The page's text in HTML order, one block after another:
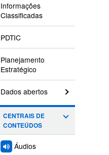
Informações
Classificadas
PDTIC
Planejamento
Estratégico
Dados abertos
CENTRAIS DE
CONTEÚDOS
Áudios